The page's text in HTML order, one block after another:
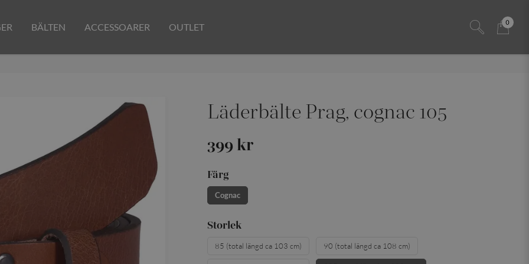
0
BÄLTEN ACCESSOARER OUTLET
Läderbälte Prag, cognac 105
399 kr
Färg
Cognac
Storlek
85 (total längd ca 103 cm) 90 (total längd ca 108 cm)